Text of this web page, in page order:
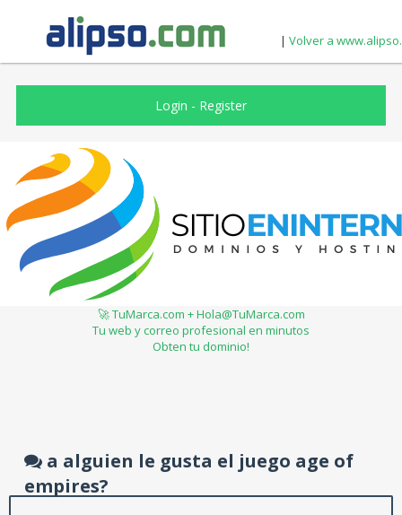
| Volver a
Login - Register
🚀 TuMarca.com + Hola@TuMarca.com
Tu web y correo profesional en minutos
Obten tu dominio!
a alguien le gusta el juego age of
empires?